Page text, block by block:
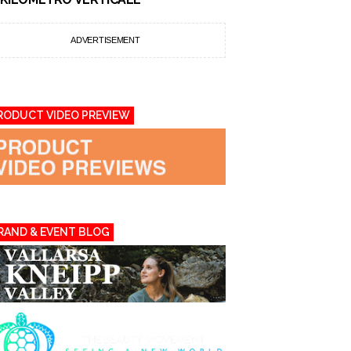
ADVERTISEMENT
VIDEO PREVIEW
& EVENT BLOG